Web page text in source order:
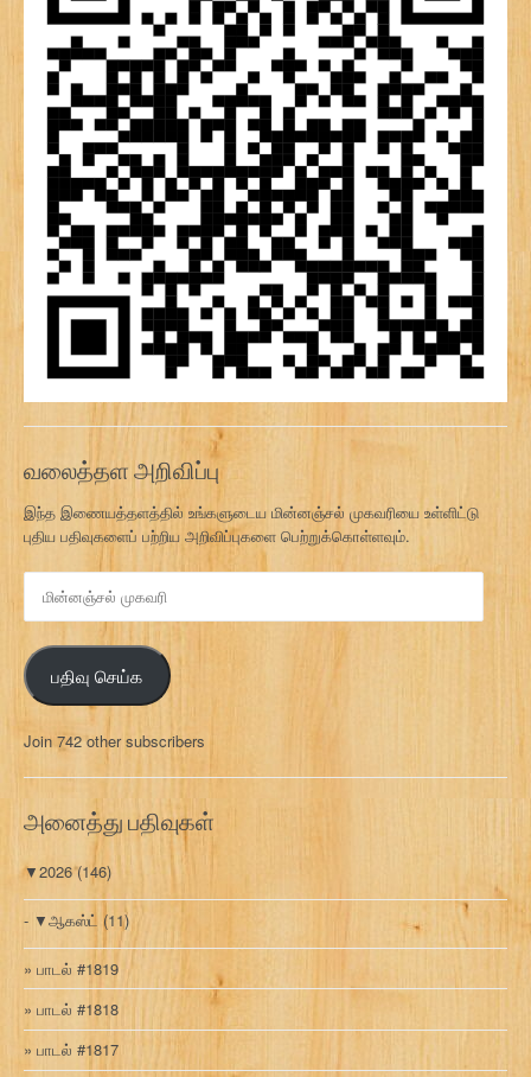
வலைத்தள அறிவிப்பு
இந்த இணையத்தளத்தில் உங்களுடைய மின்னஞ்சல் முகவரியை உள்ளிட்டு
புதிய பதிவுகளைப் பற்றிய அறிவிப்புகளை பெற்றுக்கொள்ளவும்.
ஞ்
ச
ல்
க
வ
பதிவு செய்க
Join 742 other subscribers
அனைத்து பதிவுகள்
▼2026(146)
▼ஆகஸ்ட் (11)
பாடல் #1819
பாடல் #1818
பாடல் #1817